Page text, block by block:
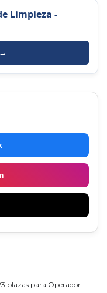
Limpieza -
plazas para Operador